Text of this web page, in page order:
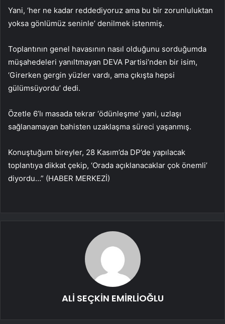
Yani, ‘her ne kadar reddediyoruz ama bu bir zorunluluktan
yoksa gönlümüz seninle’ denilmek istenmiş.
Toplantının genel havasının nasıl olduğunu sorduğumda
müşahedeleri yanıltmayan DEVA Partisi’nden bir isim,
‘Girerken gergin yüzler vardı, ama çıkışta hepsi
gülümsüyordu’ dedi.
Özetle 6’lı masada tekrar ‘ödünleşme’ yani, uzlaşı
sağlanamayan bahisten uzaklaşma süreci yaşanmış.
Konuştuğum bireyler, 28 Kasım’da DP’de yapılacak
toplantıya dikkat çekip, ‘Orada açıklanacaklar çok önemli’
diyordu…” (HABER MERKEZİ)
ALİ SEÇKİN EMİRLİOĞLU